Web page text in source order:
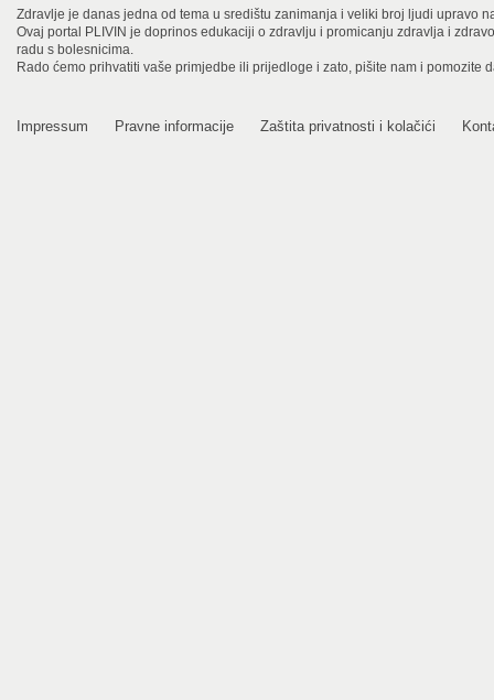
Zdravlje je danas jedna od tema u središtu zanimanja i veliki broj ljudi upravo
Ovaj portal PLIVIN je doprinos edukaciji o zdravlju i promicanju zdravlja i
radu s bolesnicima.
Rado ćemo prihvatiti vaše primjedbe ili prijedloge i zato, pišite nam i pomozite
Impressum Pravne informacije Zaštita privatnosti i kolačići